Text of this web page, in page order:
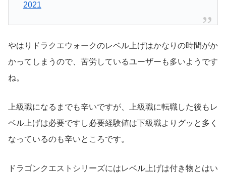
2021
やはりドラクエウォークのレベル上げはかなりの時間がか
かってしまうので、苦労しているユーザーも多いようです
ね。
上級職になるまでも辛いですが、上級職に転職した後もレ
ベル上げは必要ですし必要経験値は下級職よりグッと多く
なっているのも辛いところです。
ドラゴンクエストシリーズにはレベル上げは付き物とはい